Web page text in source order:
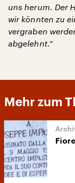
uns herum. Der
wir könnten zu
vergraben
abgelehnt.“
Mehr zum